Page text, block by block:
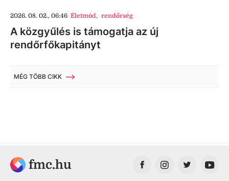
2026. 08. 02., 06:46 Életmód, rendőrség
A közgyűlés is támogatja az új
rendőrfőkapitányt
MÉG TÖBB CIKK
fmc.hu